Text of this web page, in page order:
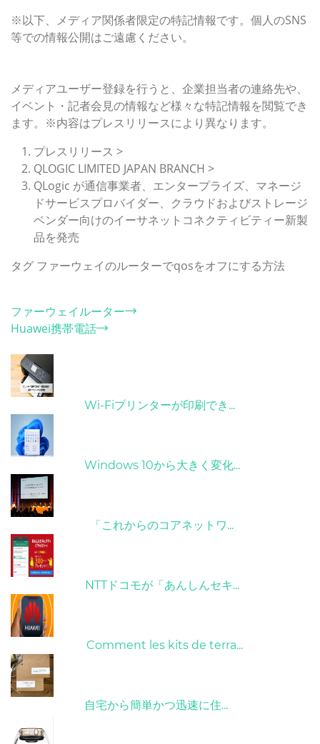
※以下、メディア関係者限定の特記情報です。個人のSNS
等での情報公開はご遠慮ください。
メディアユーザー登録を行うと、企業担当者の連絡先や、
イベント・記者会見の情報など様々な特記情報を閲覧でき
ます。※内容はプレスリリースにより異なります。
プレスリリース >
QLOGIC LIMITED JAPAN BRANCH >
QLogic が通信事業者、エンタープライズ、マネージ
ドサービスプロバイダー、クラウドおよびストレージ
ベンダー向けのイーサネットコネクティビティー新製
品を発売
タグ ファーウェイのルーターでqosをオフにする方法
ファーウェイルーター
Huawei携帯電話
Wi-Fiプリンターが印刷でき...
Windows 10から大きく変化...
「これからのコアネットワ...
NTTドコモが「あんしんセキ...
Comment les kits de terra...
自宅から簡単かつ迅速に住...